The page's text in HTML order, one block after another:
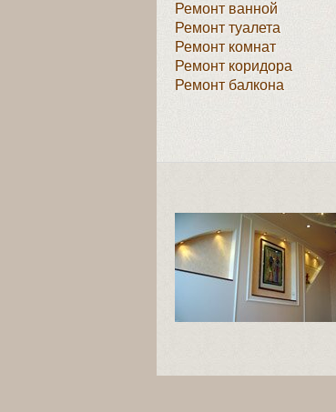
Ремонт ванной
Ремонт туалета
Ремонт комнат
Ремонт коридора
Ремонт балкона